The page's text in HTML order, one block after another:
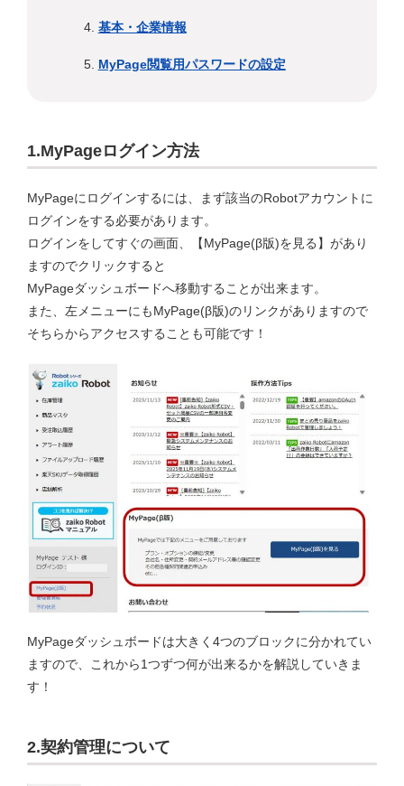
基本・企業情報
MyPage閲覧用パスワードの設定
1.MyPageログイン方法
MyPageにログインするには、まず該当のRobotアカウントに
ログインをする必要があります。
ログインをしてすぐの画面、【MyPage(β版)を見る】があり
ますのでクリックすると
MyPageダッシュボードへ移動することが出来ます。
また、左メニューにもMyPage(β版)のリンクがありますので
そちらからアクセスすることも可能です！
MyPageダッシュボードは大きく4つのブロックに分かれてい
ますので、これから1つずつ何が出来るかを解説していきま
す！
2.契約管理について